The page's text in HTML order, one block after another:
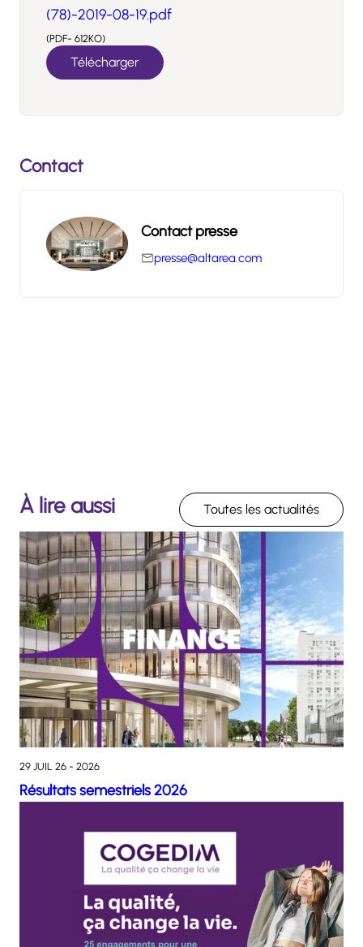
(78)-2019-08-19.pdf
(PDF- 612KO)
Télécharger
Contact
Contact presse
presse@altarea.com
À lire aussi Toutes les actualités
29 JUIL 26 - 2026
Résultats semestriels 2026